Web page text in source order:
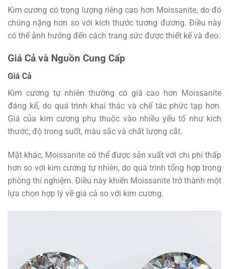
Kim cương có trọng lượng riêng cao hơn Moissanite, do đó
chúng nặng hơn so với kích thước tương đương. Điều này
có thể ảnh hưởng đến cách trang sức được thiết kế và đeo.
Giá Cả và Nguồn Cung Cấp
Giá Cả
Kim cương tự nhiên thường có giá cao hơn Moissanite
đáng kể, do quá trình khai thác và chế tác phức tạp hơn.
Giá của kim cương phụ thuộc vào nhiều yếu tố như kích
thước, độ trong suốt, màu sắc và chất lượng cắt.
Mặt khác, Moissanite có thể được sản xuất với chi phí thấp
hơn so với kim cương tự nhiên, do quá trình tổng hợp trong
phòng thí nghiệm. Điều này khiến Moissanite trở thành một
lựa chọn hợp lý về giá cả so với kim cương.